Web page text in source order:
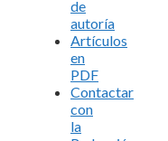
de
autoría
Artículos
en
PDF
Contactar
con
la